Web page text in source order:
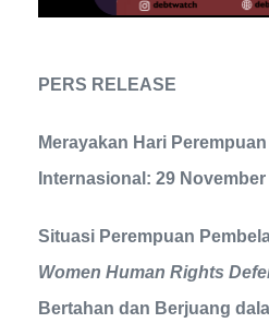
PERS RELEASE
Merayakan Hari
Internasional: 29 November
Situasi Perempuan
Women Human Rights
Bertahan dan Berjuang